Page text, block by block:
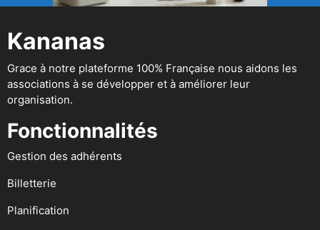
Kananas
Grace à notre plateforme 100% Française nous aidons les
associations à se développer et à améliorer leur
organisation.
Fonctionnalités
Gestion des adhérents
Billetterie
Planification